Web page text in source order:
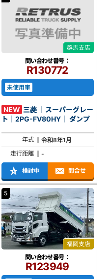
群馬支店
問い合わせ番号：
R130772
未使用車
NEW 三菱 ｜スーパーグレー
ト｜2PG-FV80HY｜ ダンプ
年式
令和8年1月
走行距離
-
検討中 問合せ
5
福岡支店
問い合わせ番号：
R123949